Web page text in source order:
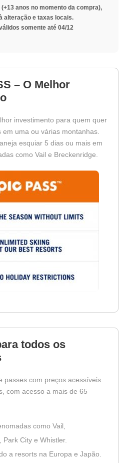
anos no momento da compra),
alteração e taxas locais.
somente até 04/12
– O Melhor
investimento para quem quer
uma ou várias montanhas.
esquiar 5 dias ou mais em
como Vail e Breckenridge.
todos os
passes com preços acessíveis.
com acesso a mais de 65
como Vail,
Park City e Whistler.
a resorts na Europa e Japão.